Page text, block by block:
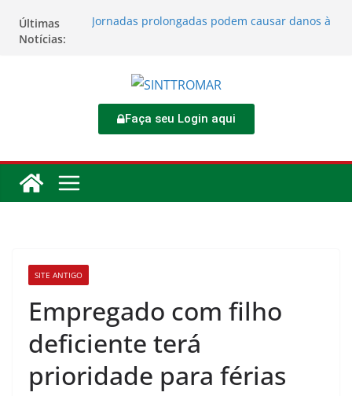
Últimas
Notícias:
Jornadas prolongadas podem causar danos à
Rodoviários se reúnem no 4º Congresso da
Sinttromar garante acordo de R$ 1,7 milhão e
corrige direitos de motoristas da
Transcocamar
dos trabalhadores
Faça seu Login aqui
SITE ANTIGO
Empregado com filho
deficiente terá
prioridade para férias